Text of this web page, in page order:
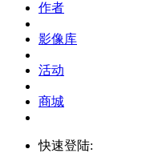
作者
影像库
活动
商城
快速登陆: